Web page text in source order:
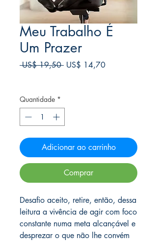
Meu Trabalho É
Um Prazer
US$ 19,50 Preço
US$ 14,70Preço
Quantidade *
Adicionar ao carrinho
Comprar
Desafio aceito, retire, então, dessa
leitura a vivência de agir com foco
constante numa meta alcançável e
desprezar o que não lhe convém